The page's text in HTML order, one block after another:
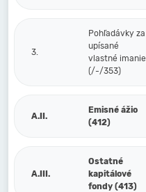
3.
Pohľadávky za
upísané
vlastné imanie
(/-/353)
A.II.
Emisné ážio
(412)
A.III.
Ostatné
kapitálové
fondy (413)